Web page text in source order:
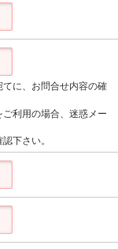
に、お問合せ内容の確
利用の場合、迷惑メー
下さい。